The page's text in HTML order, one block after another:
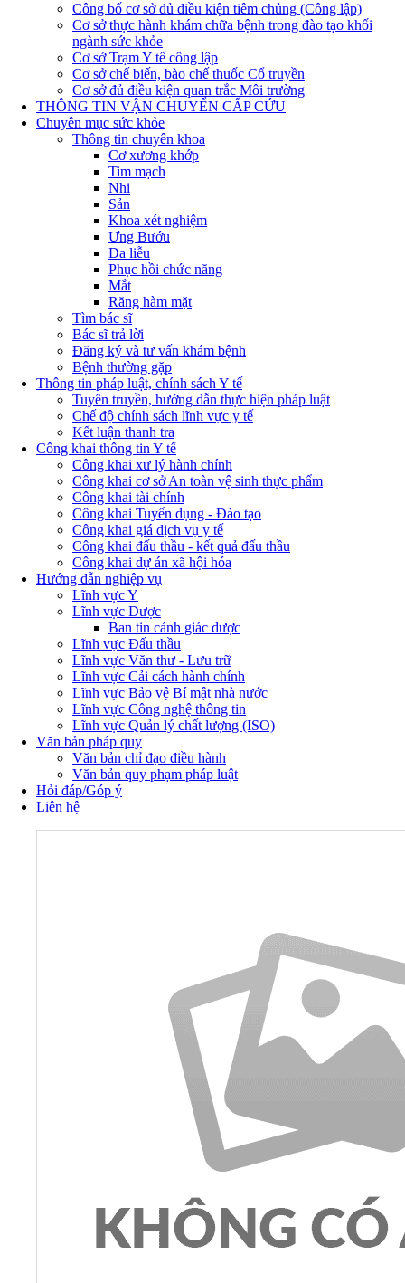
Công bố cơ sở đủ điều kiện tiêm chủng (Công lập)
Cơ sở thực hành khám chữa bệnh trong đào tạo khối
ngành sức khỏe
Cơ sở Trạm Y tế công lập
Cơ sở chế biến, bào chế thuốc Cổ truyền
Cơ sở đủ điều kiện quan trắc Môi trường
THÔNG TIN VẬN CHUYỂN CẤP CỨU
Chuyên mục sức khỏe
Thông tin chuyên khoa
Cơ xương khớp
Tim mạch
Nhi
Sản
Khoa xét nghiệm
Ưng Bướu
Da liễu
Phục hồi chức năng
Mắt
Răng hàm mặt
Tìm bác sĩ
Bác sĩ trả lời
Đăng ký và tư vấn khám bệnh
Bệnh thường gặp
Thông tin pháp luật, chính sách Y tế
Tuyên truyền, hướng dẫn thực hiện pháp luật
Chế độ chính sách lĩnh vực y tế
Kết luận thanh tra
Công khai thông tin Y tế
Công khai xư lý hành chính
Công khai cơ sở An toàn vệ sinh thực phẩm
Công khai tài chính
Công khai Tuyển dụng - Đào tạo
Công khai giá dịch vụ y tế
Công khai đấu thầu - kết quả đấu thầu
Công khai dự án xã hội hóa
Hướng dẫn nghiệp vụ
Lĩnh vực Y
Lĩnh vực Dược
Ban tin cảnh giác dược
Lĩnh vực Đấu thầu
Lĩnh vực Văn thư - Lưu trữ
Lĩnh vực Cải cách hành chính
Lĩnh vực Bảo vệ Bí mật nhà nước
Lĩnh vực Công nghệ thông tin
Lĩnh vực Quản lý chất lượng (ISO)
Văn bản pháp quy
Văn bản chỉ đạo điều hành
Văn bản quy phạm pháp luật
Hỏi đáp/Góp ý
Liên hệ